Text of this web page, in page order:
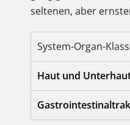
seltenen, aber
System-Organ-
Haut und